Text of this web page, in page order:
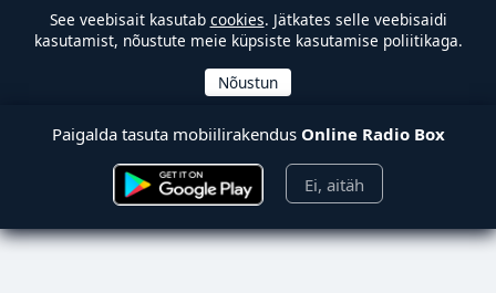
See veebisait kasutab cookies. Jätkates selle veebisaidi
kasutamist, nõustute meie küpsiste kasutamise poliitikaga.
Paigalda tasuta mobiilirakendus Online Radio Box
Ei, aitäh